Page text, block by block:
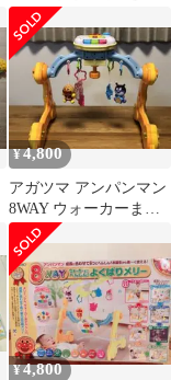
へんしん! よくばりメ
リー
¥4,800
アガツマ アンパンマン
8WAY ウォーカーまで
へんしん！よくばりメ
リー
¥4,800